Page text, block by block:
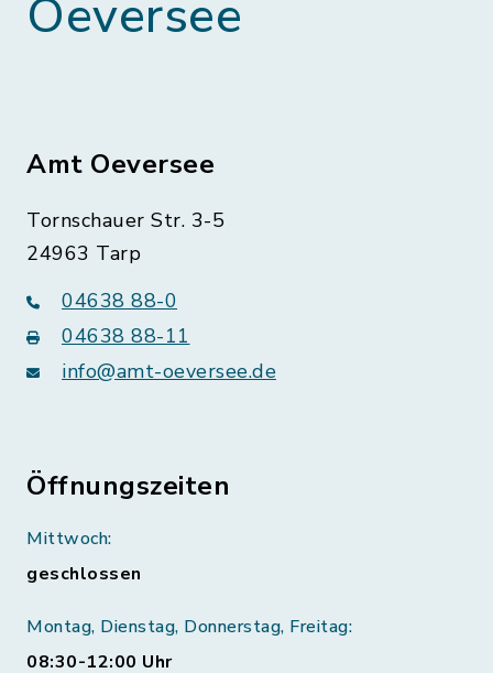
Oeversee
Amt Oeversee
Tornschauer Str. 3-5
24963 Tarp
04638 88-0
04638 88-11
info@amt-oeversee.de
Öffnungszeiten
Mittwoch:
geschlossen
Montag, Dienstag, Donnerstag, Freitag:
08:30-12:00 Uhr